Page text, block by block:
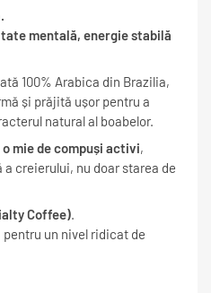
mentală, energie stabilă
100% Arabica din Brazilia,
și prăjită ușor pentru a
natural al boabelor.
mie de compuși activi,
creierului, nu doar starea de
Coffee).
pentru un nivel ridicat de